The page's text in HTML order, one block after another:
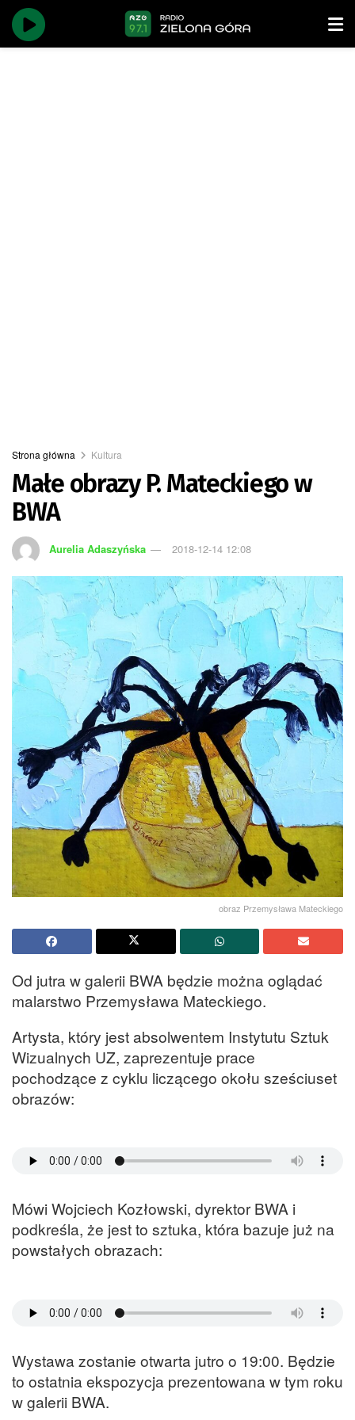
Strona główna Kultura
Małe obrazy P. Mateckiego w
BWA
Aurelia Adaszyńska 2018-12-14 12:08
obraz Przemysława Mateckiego
Od jutra w galerii BWA będzie można oglądać
malarstwo Przemysława Mateckiego.
Artysta, który jest absolwentem Instytutu Sztuk
Wizualnych UZ, zaprezentuje prace
pochodzące z cyklu liczącego okołu sześciuset
obrazów:
Mówi Wojciech Kozłowski, dyrektor BWA i
podkreśla, że jest to sztuka, która bazuje już na
powstałych obrazach:
Wystawa zostanie otwarta jutro o 19:00. Będzie
to ostatnia ekspozycja prezentowana w tym roku
w galerii BWA.